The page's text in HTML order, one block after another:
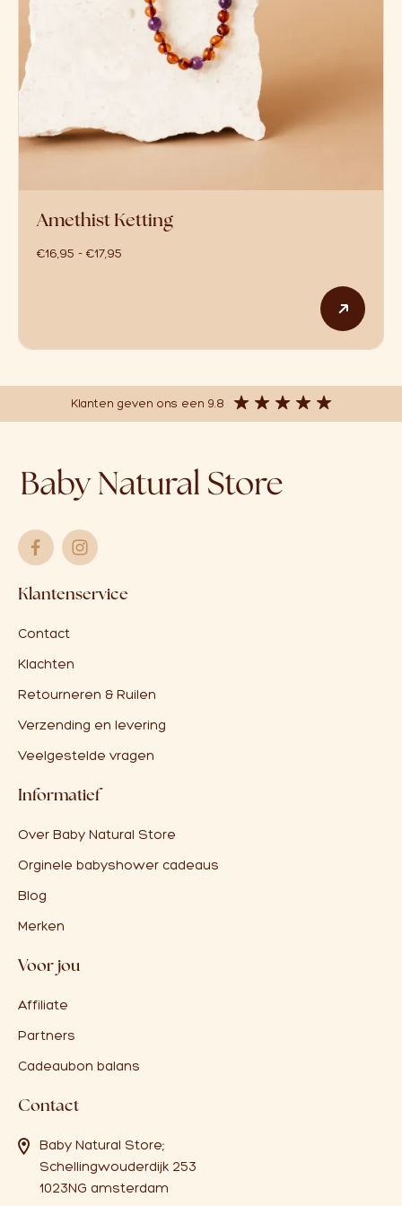
Amethist Ketting
€16,95 - €17,95
Dit
Klanten geven ons een 9.8
Klantenservice
Contact
Klachten
Retourneren & Ruilen
Verzending en levering
Veelgestelde vragen
Informatief
Over Baby Natural Store
Orginele babyshower cadeaus
Blog
Merken
Voor jou
Affiliate
Partners
Cadeaubon balans
Contact
Baby Natural Store;
Schellingwouderdijk 253
1023NG amsterdam